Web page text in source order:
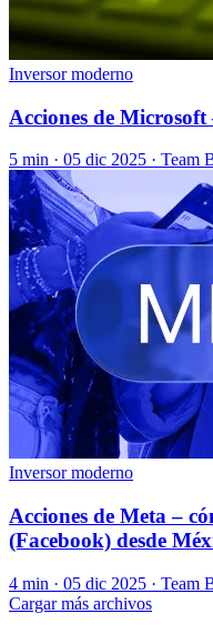
Inversor moderno
Acciones de
5 min · 05 dic 2025 · Team
Inversor moderno
Acciones de Meta –
(Facebook) desde
4 min · 05 dic 2025 · Team
Cargar más archivos